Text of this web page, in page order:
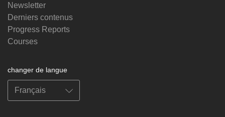
Newsletter
Derniers contenus
Progress Reports
Courses
changer de langue